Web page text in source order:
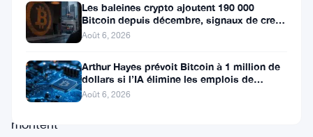
coup
des
tensions
qui
montent
Les baleines crypto ajoutent 190 000
Bitcoin depuis décembre, signaux de creux
du marché baissier s’accumulent
Août 6, 2026
Arthur Hayes prévoit Bitcoin à 1 million de
dollars si l’IA élimine les emplois de
bureau
Août 6, 2026